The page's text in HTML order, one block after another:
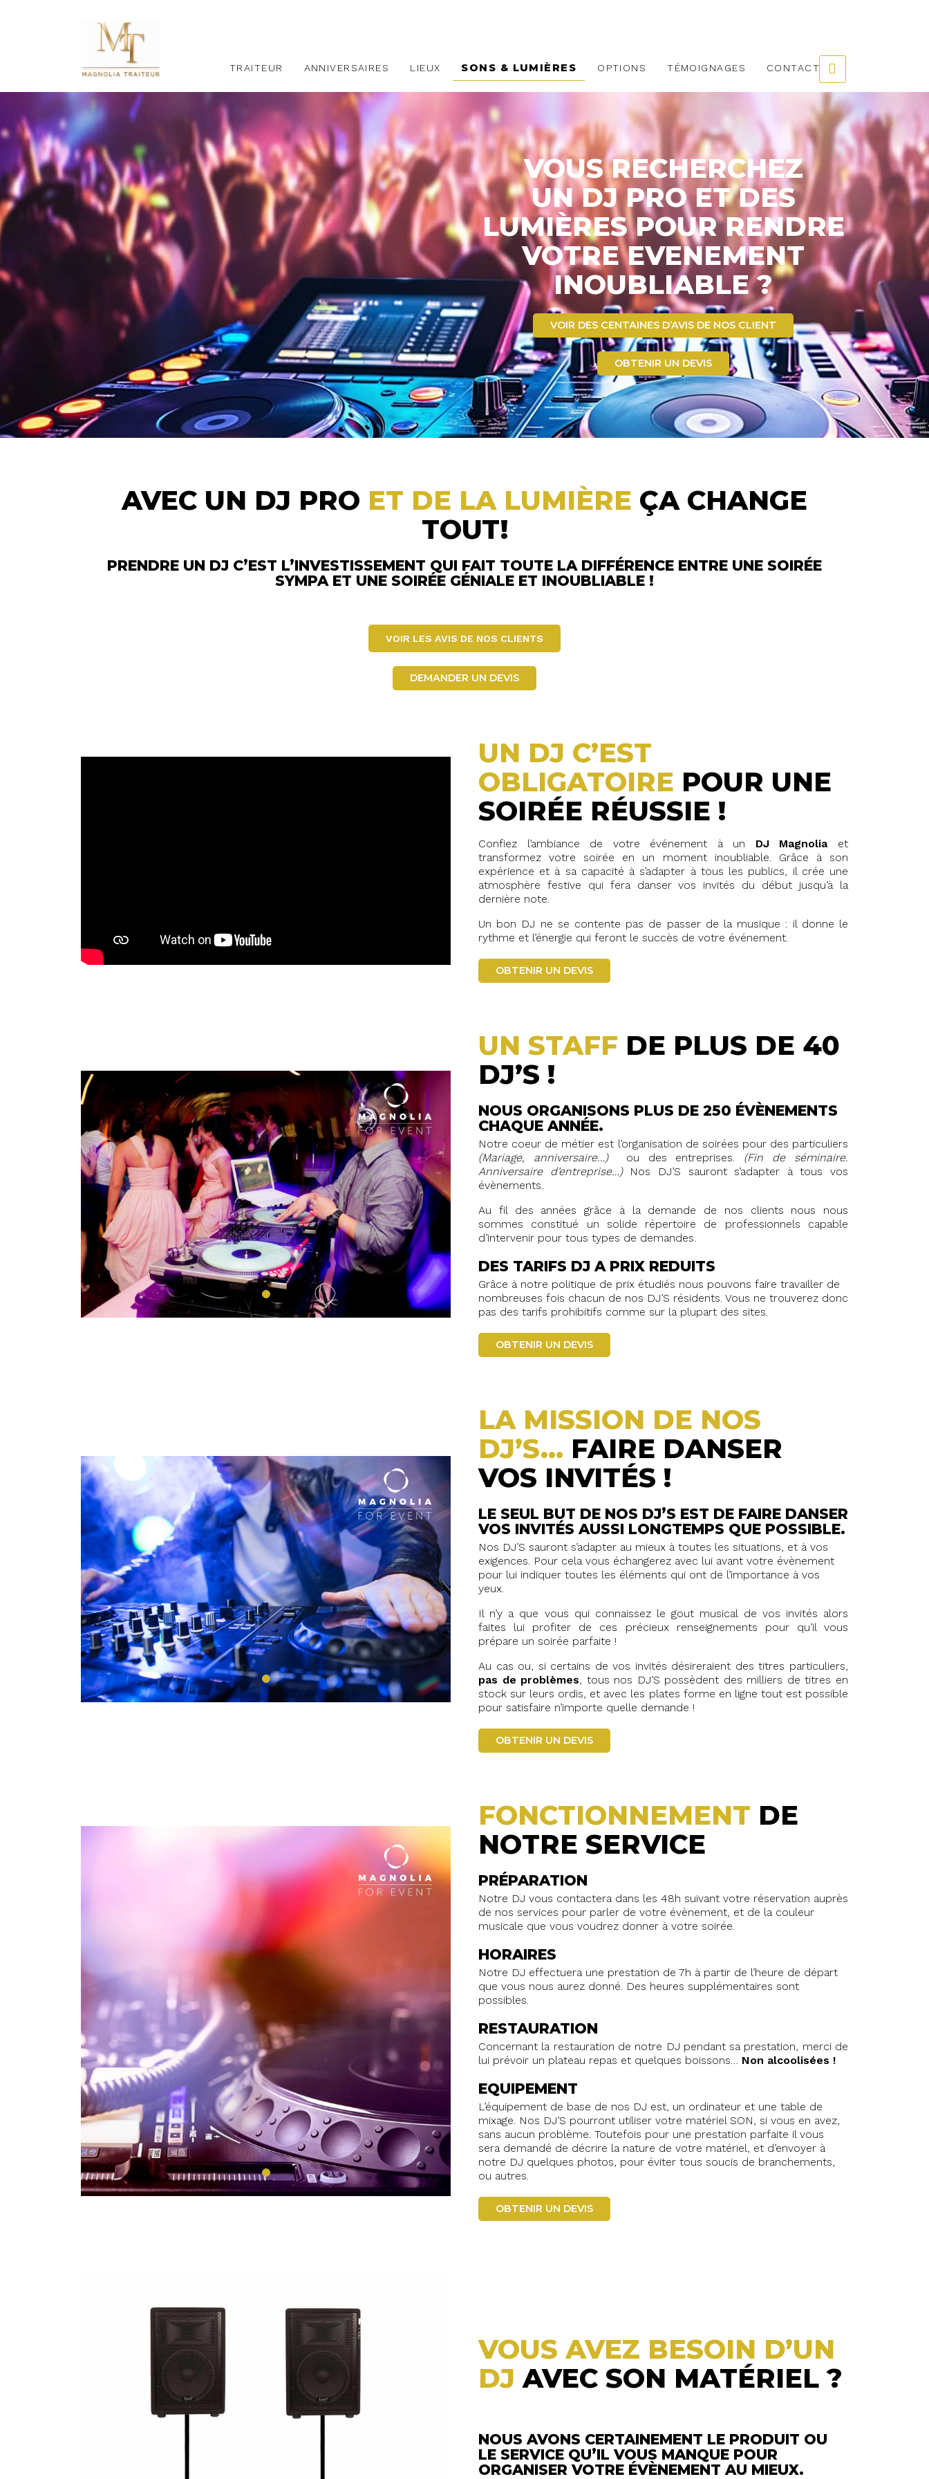
TRAITEUR ANNIVERSAIRES LIEUX SONS & LUMIÈRES OPTIONS TÉMOIGNAGES CONTACT
VOUS RECHERCHEZ
UN DJ PRO ET DES
LUMIÈRES POUR RENDRE
VOTRE EVENEMENT
INOUBLIABLE ?
VOIR DES CENTAINES D’AVIS DE NOS CLIENT
OBTENIR UN DEVIS
AVEC UN DJ PRO ET DE LA LUMIÈRE ÇA CHANGE
TOUT!
PRENDRE UN DJ C’EST L’INVESTISSEMENT QUI FAIT TOUTE LA DIFFÉRENCE ENTRE UNE SOIRÉE
SYMPA ET UNE SOIRÉE GÉNIALE ET INOUBLIABLE !
VOIR LES AVIS DE NOS CLIENTS
DEMANDER UN DEVIS
UN DJ C’EST
OBLIGATOIRE POUR UNE
SOIRÉE RÉUSSIE !
Confiez l’ambiance de votre événement à un DJ Magnoliaet
transformez votre soirée en un moment inoubliable. Grâce à son
expérience et à sa capacité à s’adapter à tous les publics, il crée une
atmosphère festive qui fera danser vos invités du début jusqu’à la
dernière note.
Un bon DJ ne se contente pas de passer de la musique : il donne le
rythme et l’énergie qui feront le succès de votre événement.
OBTENIR UN DEVIS
UN STAFF DE PLUS DE 40
DJ’S !
NOUS ORGANISONS PLUS DE 250 ÉVÈNEMENTS
CHAQUE ANNÉE.
Notre coeur de métier est l’organisation de soirées pour des particuliers
(Mariage, anniversaire…)ou des entreprises. (Fin de séminaire.
Anniversaire d’entreprise…) Nos DJ’S sauront s’adapter à tous vos
évènements.
Au fil des années grâce à la demande de nos clients nous nous
sommes constitué un solide répertoire de professionnels capable
d’intervenir pour tous types de demandes.
DES TARIFS DJ A PRIX REDUITS
Grâce à notre politique de prix étudiés nous pouvons faire travailler de
nombreuses fois chacun de nos DJ’S résidents. Vous ne trouverez donc
pas des tarifs prohibitifs comme sur la plupart des sites.
OBTENIR UN DEVIS
LA MISSION DE NOS
DJ’S… FAIRE DANSER
VOS INVITÉS !
LE SEUL BUT DE NOS DJ’S EST DE FAIRE DANSER
VOS INVITÉS AUSSI LONGTEMPS QUE POSSIBLE.
Nos DJ’S sauront s’adapter au mieux à toutes les situations, et à vos
exigences. Pour cela vous échangerez avec lui avant votre évènement
pour lui indiquer toutes les éléments qui ont de l’importance à vos
yeux.
Il n’y a que vous qui connaissez le gout musical de vos invités alors
faites lui profiter de ces précieux renseignements pour qu’il vous
prépare un soirée parfaite !
Au cas ou, si certains de vos invités désireraient des titres particuliers,
pas de problèmes, tous nos DJ’S possèdent des milliers de titres en
stock sur leurs ordis, et avec les plates forme en ligne tout est possible
pour satisfaire n’importe quelle demande !
OBTENIR UN DEVIS
FONCTIONNEMENT DE
NOTRE SERVICE
PRÉPARATION
Notre DJ vous contactera dans les 48h suivant votre réservation auprès
de nos services pour parler de votre évènement, et de la couleur
musicale que vous voudrez donner à votre soirée.
HORAIRES
Notre DJ effectuera une prestation de 7h à partir de l’heure de départ
que vous nous aurez donné. Des heures supplémentaires sont
possibles.
RESTAURATION
Concernant la restauration de notre DJ pendant sa prestation, merci de
lui prévoir un plateau repas et quelques boissons… Non alcoolisées !
EQUIPEMENT
L’équipement de base de nos DJ est, un ordinateur et une table de
mixage. Nos DJ’S pourront utiliser votre matériel SON, si vous en avez,
sans aucun problème. Toutefois pour une prestation parfaite il vous
sera demandé de décrire la nature de votre matériel, et d’envoyer à
notre DJ quelques photos, pour éviter tous soucis de branchements,
ou autres.
OBTENIR UN DEVIS
VOUS AVEZ BESOIN D’UN
DJAVEC SON MATÉRIEL ?
NOUS AVONS CERTAINEMENT LE PRODUIT OU
LE SERVICE QU’IL VOUS MANQUE POUR
ORGANISER VOTRE ÉVÈNEMENT AU MIEUX.